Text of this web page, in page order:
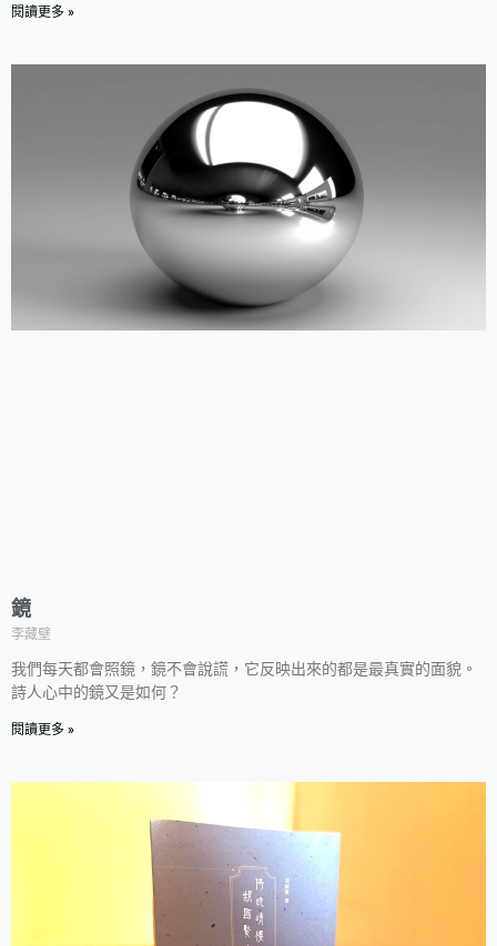
閱讀更多 »
鏡
李藏𤩹
我們每天都會照鏡，鏡不會說謊，它反映出來的都是最真實的面貌。
詩人心中的鏡又是如何？
閱讀更多 »